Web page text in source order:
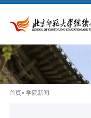
首页» 学院新闻